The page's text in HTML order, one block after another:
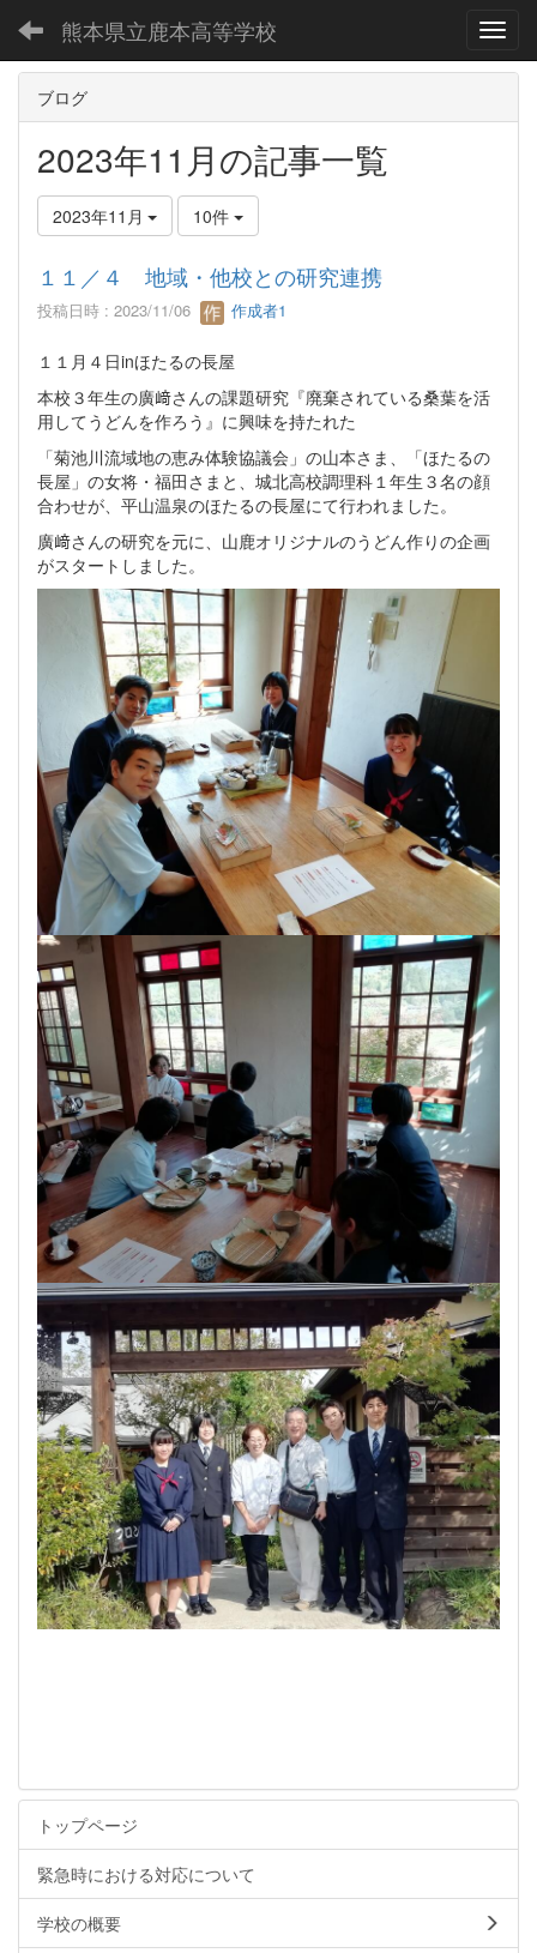
熊本県立鹿本高等学校
ブログ
2023年11月の記事一覧
2023年11月 10件
１１／４ 地域・他校との研究連携
投稿日時 : 2023/11/06 作成者1
１１月４日inほたるの長屋
本校３年生の廣﨑さんの課題研究『廃棄されている桑葉を活
用してうどんを作ろう』に興味を持たれた
「菊池川流域地の恵み体験協議会」の山本さま、「ほたるの
長屋」の女将・福田さまと、城北高校調理科１年生３名の顔
合わせが、平山温泉のほたるの長屋にて行われました。
廣﨑さんの研究を元に、山鹿オリジナルのうどん作りの企画
がスタートしました。
トップページ
緊急時における対応について
学校の概要